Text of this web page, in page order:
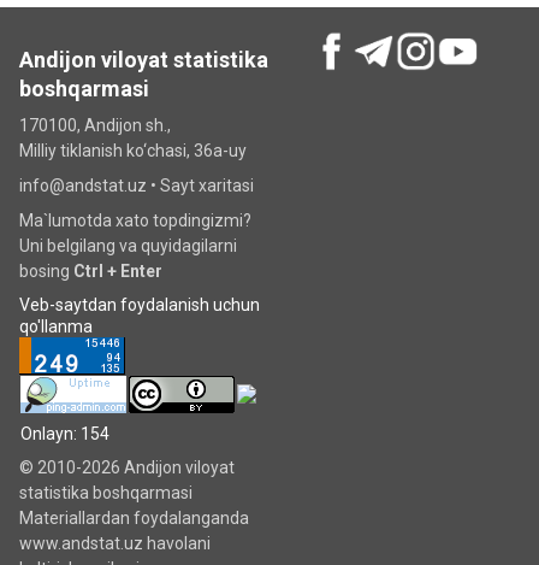
Andijon viloyat statistika
boshqarmasi
170100, Andijon sh.,
Milliy tiklanish ko‘chаsi, 36a-uy
info@andstat.uz • Sayt xaritasi
Ma`lumotda xato topdingizmi?
Uni belgilang va quyidagilarni
bosing Ctrl + Enter
Veb-saytdan foydalanish uchun
qo'llanma
Onlayn: 154
© 2010-2026 Andijon viloyat
statistika boshqarmasi
Materiallardan foydalanganda
www.andstat.uz havolani